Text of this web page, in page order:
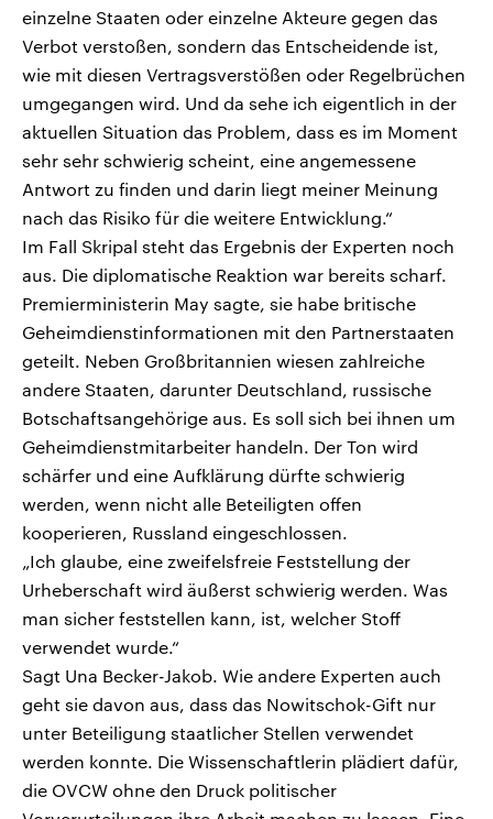
einzelne Staaten oder einzelne Akteure gegen das
Verbot verstoßen, sondern das Entscheidende ist,
wie mit diesen Vertragsverstößen oder Regelbrüchen
umgegangen wird. Und da sehe ich eigentlich in der
aktuellen Situation das Problem, dass es im Moment
sehr sehr schwierig scheint, eine angemessene
Antwort zu finden und darin liegt meiner Meinung
nach das Risiko für die weitere Entwicklung.“
Im Fall Skripal steht das Ergebnis der Experten noch
aus. Die diplomatische Reaktion war bereits scharf.
Premierministerin May sagte, sie habe britische
Geheimdienstinformationen mit den Partnerstaaten
geteilt. Neben Großbritannien wiesen zahlreiche
andere Staaten, darunter Deutschland, russische
Botschaftsangehörige aus. Es soll sich bei ihnen um
Geheimdienstmitarbeiter handeln. Der Ton wird
schärfer und eine Aufklärung dürfte schwierig
werden, wenn nicht alle Beteiligten offen
kooperieren, Russland eingeschlossen.
„Ich glaube, eine zweifelsfreie Feststellung der
Urheberschaft wird äußerst schwierig werden. Was
man sicher feststellen kann, ist, welcher Stoff
verwendet wurde.“
Sagt Una Becker-Jakob. Wie andere Experten auch
geht sie davon aus, dass das Nowitschok-Gift nur
unter Beteiligung staatlicher Stellen verwendet
werden konnte. Die Wissenschaftlerin plädiert dafür,
die OVCW ohne den Druck politischer